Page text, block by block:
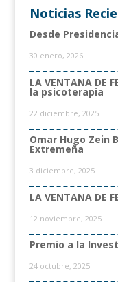
Noticias
Desde
30 enero, 2026
LA VENTANA DE
la psicoterapia
22 diciembre, 2025
Omar Hugo Zein
Extremeña
3 diciembre, 2025
LA VENTANA DE
12 noviembre, 2025
Premio a la
24 octubre, 2025